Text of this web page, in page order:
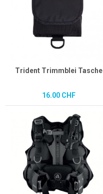
Trident Trimmblei Tasche
16.00 CHF